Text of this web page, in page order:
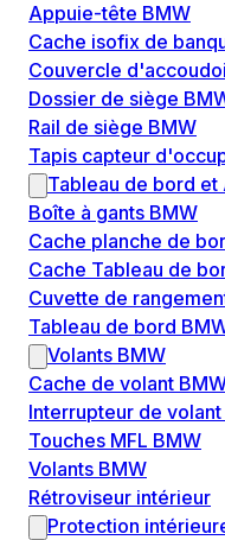
Appuie-tête BMW
Cache isofix de
Couvercle
Dossier de siège
Rail de siège BMW
Tapis capteur
Tableau de bord
Boîte à gants BMW
Cache planche de
Cache Tableau de
Cuvette de
Tableau de bord
Volants BMW
Cache de volant
Interrupteur de
Touches MFL BMW
Volants BMW
Rétroviseur intérieur
Protection